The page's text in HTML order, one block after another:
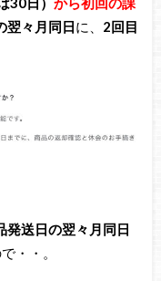
翌々月同日 に、 2回目
発送日の翌々月同日
・・。